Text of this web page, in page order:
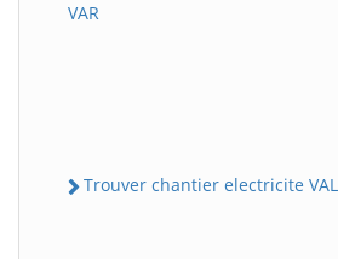
VAR
Trouver chantier electricite